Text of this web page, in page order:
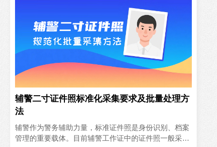
辅警二寸证件照标准化采集要求及批量处理方
法
辅警作为警务辅助力量，标准证件照是身份识别、档案
管理的重要载体。目前辅警工作证中的证件照一般采用